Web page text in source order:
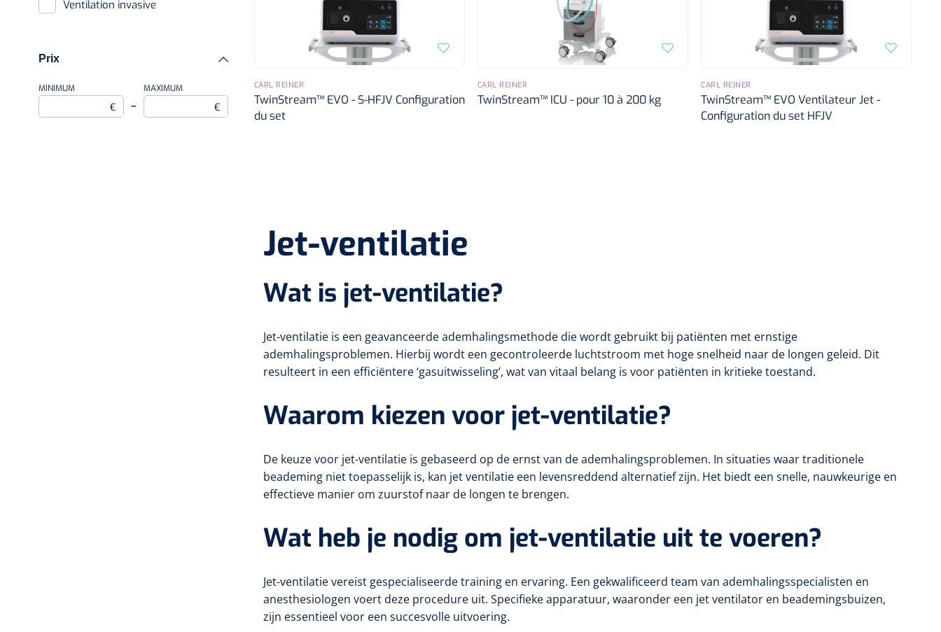
Circuits
Ventilation invasive
Prix
MINIMUM
€ –
MAXIMUM
€
CARL REINER
TwinStream™ EVO - S-HFJV Configuration
du set
CARL REINER
TwinStream™ ICU - pour 10 à 200 kg
CARL REINER
TwinStream™ EVO Ventilateur Jet -
Configuration du set HFJV
Jet-ventilatie
Wat is jet-ventilatie?
Jet-ventilatie is een geavanceerde ademhalingsmethode die wordt gebruikt bij patiënten met ernstige
ademhalingsproblemen. Hierbij wordt een gecontroleerde luchtstroom met hoge snelheid naar de longen geleid. Dit
resulteert in een efficiëntere ‘gasuitwisseling’, wat van vitaal belang is voor patiënten in kritieke toestand.
Waarom kiezen voor jet-ventilatie?
De keuze voor jet-ventilatie is gebaseerd op de ernst van de ademhalingsproblemen. In situaties waar traditionele
beademing niet toepasselijk is, kan jet ventilatie een levensreddend alternatief zijn. Het biedt een snelle, nauwkeurige en
effectieve manier om zuurstof naar de longen te brengen.
Wat heb je nodig om jet-ventilatie uit te voeren?
Jet-ventilatie vereist gespecialiseerde training en ervaring. Een gekwalificeerd team van ademhalingsspecialisten en
anesthesiologen voert deze procedure uit. Specifieke apparatuur, waaronder een jet ventilator en beademingsbuizen,
zijn essentieel voor een succesvolle uitvoering.